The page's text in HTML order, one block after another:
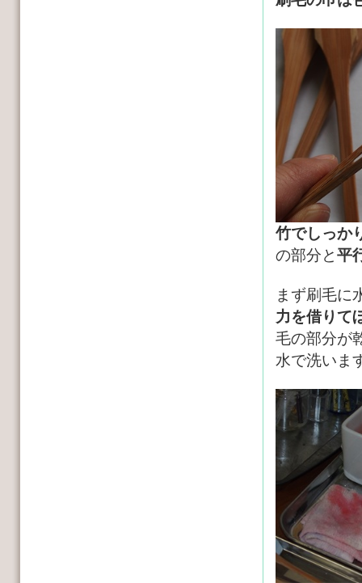
竹でしっか
の部分と平
まず刷毛に
力を借りて
毛の部分が
水で洗いま